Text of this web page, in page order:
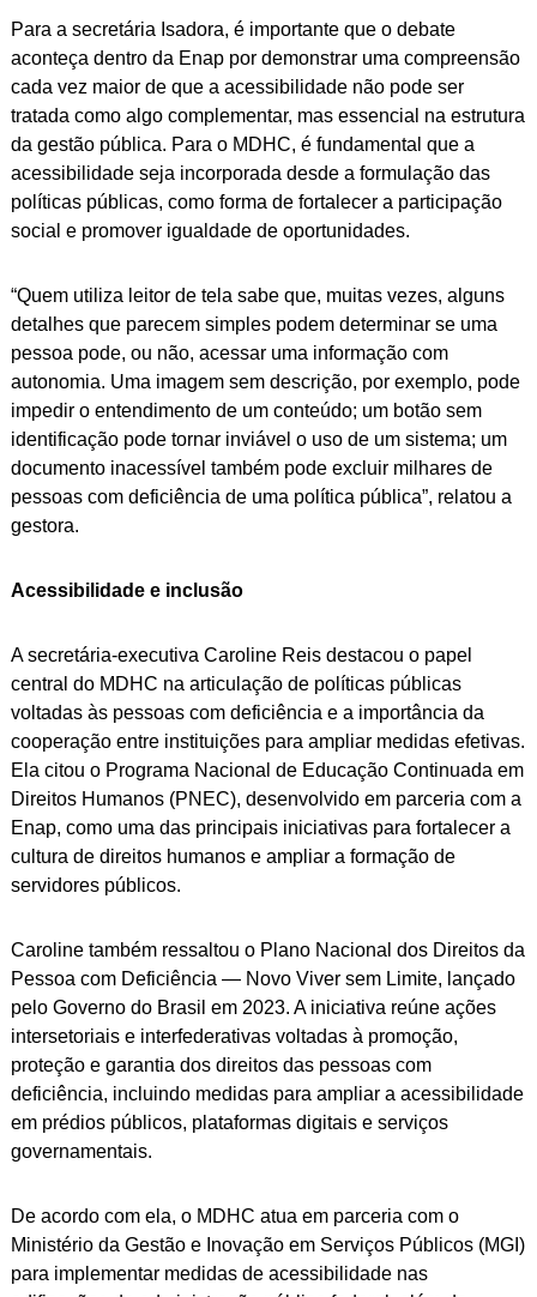
Para a secretária Isadora, é importante que o debate
aconteça dentro da Enap por demonstrar uma compreensão
cada vez maior de que a acessibilidade não pode ser
tratada como algo complementar, mas essencial na estrutura
da gestão pública. Para o MDHC, é fundamental que a
acessibilidade seja incorporada desde a formulação das
políticas públicas, como forma de fortalecer a participação
social e promover igualdade de oportunidades.
“Quem utiliza leitor de tela sabe que, muitas vezes, alguns
detalhes que parecem simples podem determinar se uma
pessoa pode, ou não, acessar uma informação com
autonomia. Uma imagem sem descrição, por exemplo, pode
impedir o entendimento de um conteúdo; um botão sem
identificação pode tornar inviável o uso de um sistema; um
documento inacessível também pode excluir milhares de
pessoas com deficiência de uma política pública”, relatou a
gestora.
Acessibilidade e inclusão
A secretária-executiva Caroline Reis destacou o papel
central do MDHC na articulação de políticas públicas
voltadas às pessoas com deficiência e a importância da
cooperação entre instituições para ampliar medidas efetivas.
Ela citou o Programa Nacional de Educação Continuada em
Direitos Humanos (PNEC), desenvolvido em parceria com a
Enap, como uma das principais iniciativas para fortalecer a
cultura de direitos humanos e ampliar a formação de
servidores públicos.
Caroline também ressaltou o Plano Nacional dos Direitos da
Pessoa com Deficiência — Novo Viver sem Limite, lançado
pelo Governo do Brasil em 2023. A iniciativa reúne ações
intersetoriais e interfederativas voltadas à promoção,
proteção e garantia dos direitos das pessoas com
deficiência, incluindo medidas para ampliar a acessibilidade
em prédios públicos, plataformas digitais e serviços
governamentais.
De acordo com ela, o MDHC atua em parceria com o
Ministério da Gestão e Inovação em Serviços Públicos (MGI)
para implementar medidas de acessibilidade nas